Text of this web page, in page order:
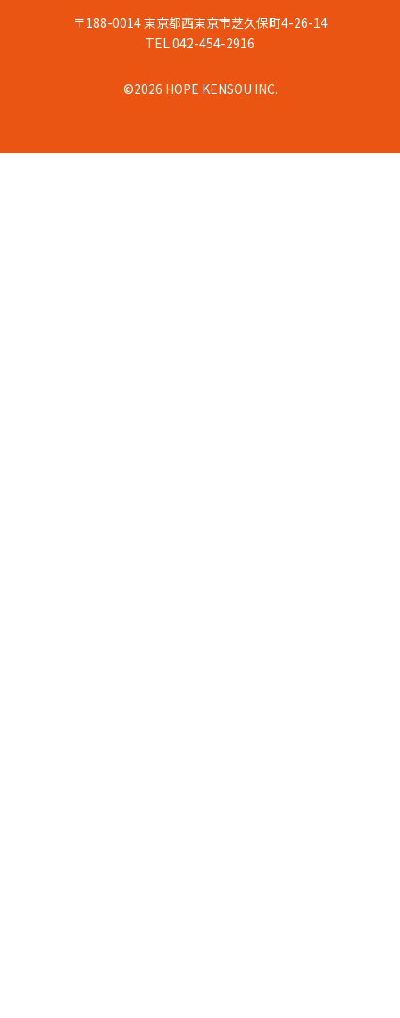
〒188-0014 東京都西東京市芝久保町4-26-14
TEL 042-454-2916
©2026 HOPE KENSOU INC.